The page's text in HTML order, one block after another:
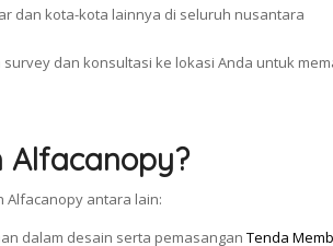
dan kota-kota lainnya di seluruh nusantara
dan konsultasi ke lokasi Anda untuk
Alfacanopy?
Alfacanopy antara lain:
dalam desain serta pemasangan Tenda